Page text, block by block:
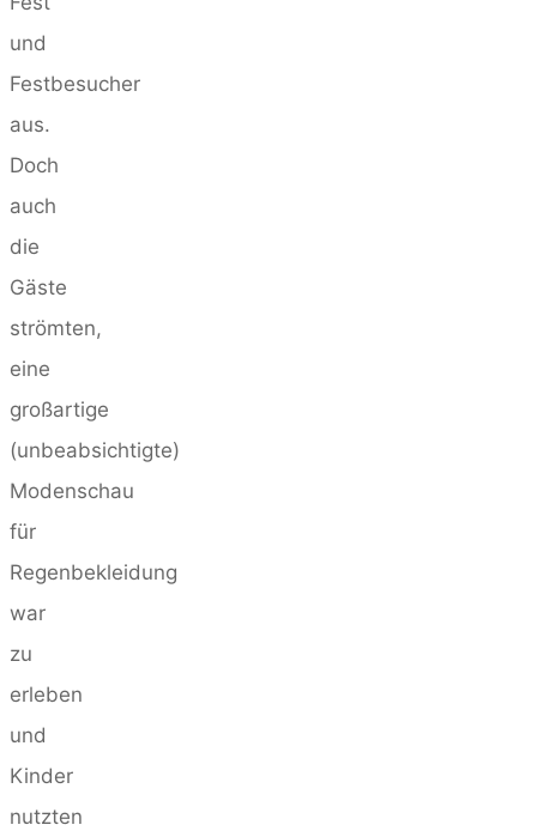
und
Festbesucher
aus.
Doch
auch
die
Gäste
strömten,
eine
großartige
(unbeabsichtigte)
Modenschau
für
Regenbekleidung
war
zu
erleben
und
Kinder
nutzten